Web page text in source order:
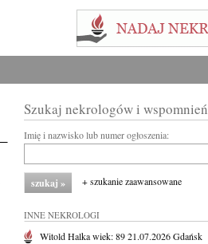
Szukaj nekrologów i wspomnień
Imię i nazwisko lub numer ogłoszenia:
+ szukanie zaawansowane
INNE NEKROLOGI
Witold Halkawiek: 8921.07.2026Gdańsk